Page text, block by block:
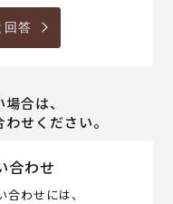
回答
合は、
せください。
合わせ
わせには、